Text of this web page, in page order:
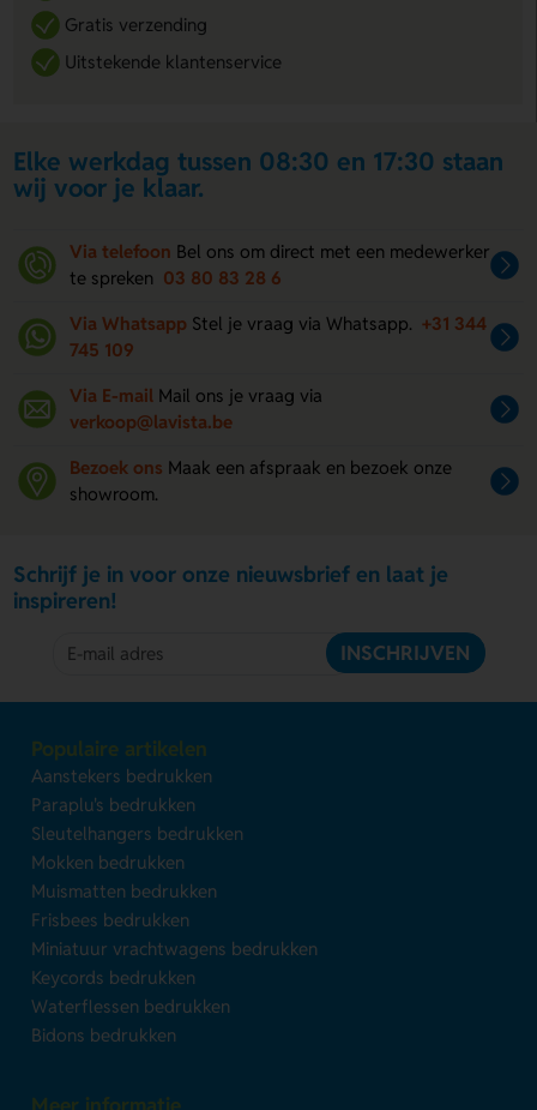
Gratis verzending
Uitstekende klantenservice
Elke werkdag tussen 08:30 en 17:30 staan
wij voor je klaar.
Via telefoon Bel ons om direct met een medewerker
te spreken 03 80 83 28 6
Via Whatsapp Stel je vraag via Whatsapp. +31 344
745 109
Via E-mail Mail ons je vraag via
verkoop@lavista.be
Bezoek ons Maak een afspraak en bezoek onze
showroom.
Schrijf je in voor onze nieuwsbrief en laat je
inspireren!
INSCHRIJVEN
Populaire artikelen
Aanstekers bedrukken
Paraplu's bedrukken
Sleutelhangers bedrukken
Mokken bedrukken
Muismatten bedrukken
Frisbees bedrukken
Miniatuur vrachtwagens bedrukken
Keycords bedrukken
Waterflessen bedrukken
Bidons bedrukken
Meer informatie